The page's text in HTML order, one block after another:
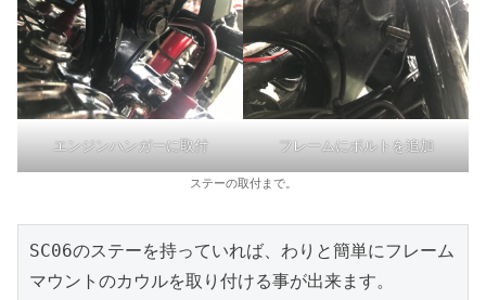
エンジンハンガーに取付 フレームにボルトを追加
ステーの取付まで。
SC06のステーを持っていれば、わりと簡単にフレーム
マウントのカウルを取り付ける事が出来ます。